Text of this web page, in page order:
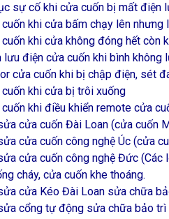
sự cố khi cửa cuốn bị mất điện
khi cửa bấm chạy lên
khi cửa không đóng hết còn
lưu điện cửa cuốn khi bình không
cửa cuốn khi bị chập điện, sét
khi cửa bị trôi xuống
khi điều khiển remote cửa
cửa cuốn Đài Loan (cửa cuốn
cửa cuốn công nghệ Úc (cửa
cửa cuốn công nghệ Đức (Các
cháy, cửa cuốn khe thoáng.
cửa Kéo Đài Loan sửa chữa
cổng tự động sửa chữa bảo